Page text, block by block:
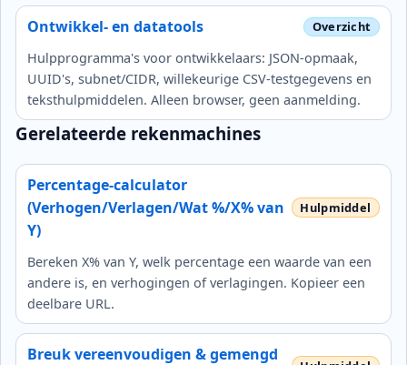
Ontwikkel- en datatools
Hulpprogramma's voor ontwikkelaars: JSON-opmaak,
UUID's, subnet/CIDR, willekeurige CSV-testgegevens en
teksthulpmiddelen. Alleen browser, geen aanmelding.
Gerelateerde rekenmachines
Percentage‑calculator
(Verhogen/Verlagen/Wat %/X% van
Y)
Bereken X% van Y, welk percentage een waarde van een
andere is, en verhogingen of verlagingen. Kopieer een
deelbare URL.
Breuk vereenvoudigen & gemengd